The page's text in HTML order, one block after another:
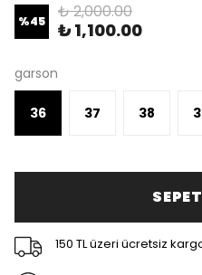
%45 ₺ 2,000.00
₺ 1,100.00
garson
36 37 38
150 TL üzeri ücretsiz